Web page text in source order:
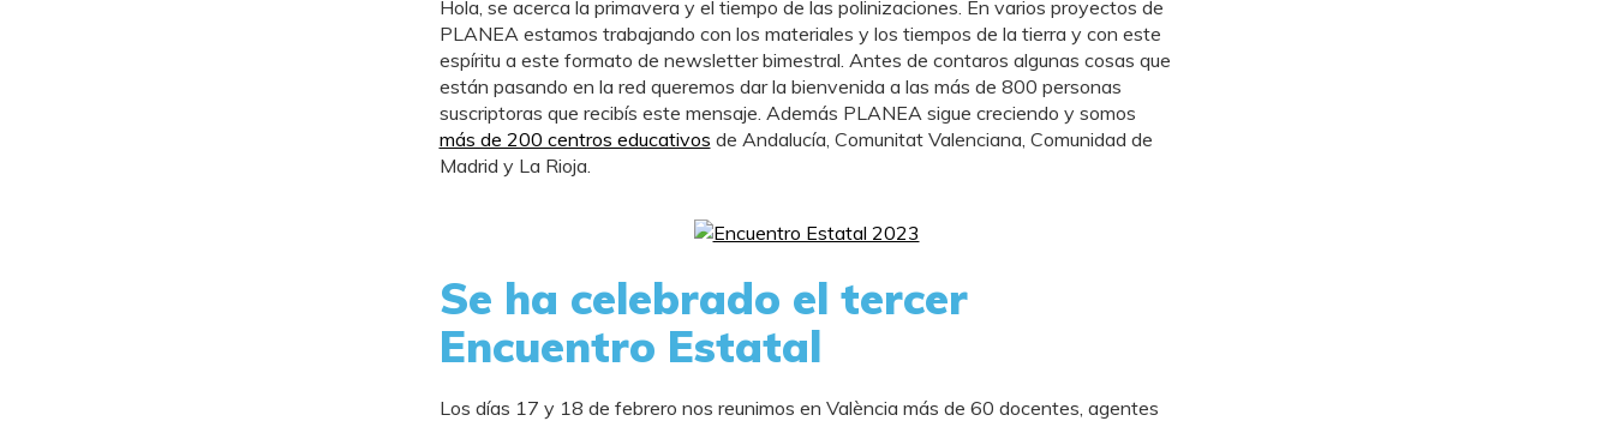
Hola, se acerca la primavera y el tiempo de las polinizaciones. En varios proyectos de
PLANEA estamos trabajando con los materiales y los tiempos de la tierra y con este
espíritu a este formato de newsletter bimestral. Antes de contaros algunas cosas que
están pasando en la red queremos dar la bienvenida a las más de 800 personas
suscriptoras que recibís este mensaje. Además PLANEA sigue creciendo y somos
más de 200 centros educativos de Andalucía, Comunitat Valenciana, Comunidad de
Madrid y La Rioja.
Se ha celebrado el tercer
Encuentro Estatal
Los días 17 y 18 de febrero nos reunimos en València más de 60 docentes, agentes